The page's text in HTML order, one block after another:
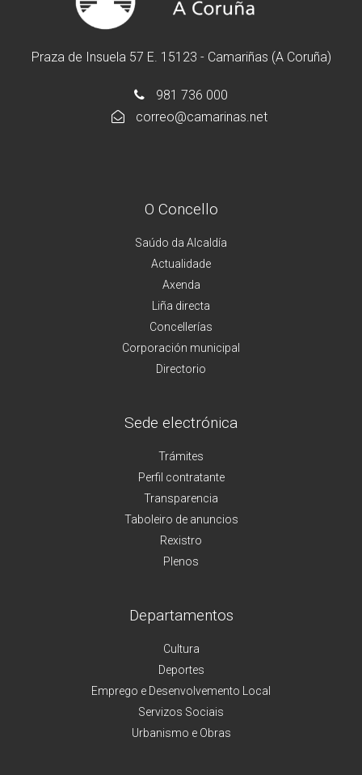
Praza de Insuela 57 E. 15123 - Camariñas (A Coruña)
981 736 000
correo@camarinas.net
O Concello
Saúdo da Alcaldía
Actualidade
Axenda
Liña directa
Concellerías
Corporación municipal
Directorio
Sede electrónica
Trámites
Perfil contratante
Transparencia
Taboleiro de anuncios
Rexistro
Plenos
Departamentos
Cultura
Deportes
Emprego e Desenvolvemento Local
Servizos Sociais
Urbanismo e Obras